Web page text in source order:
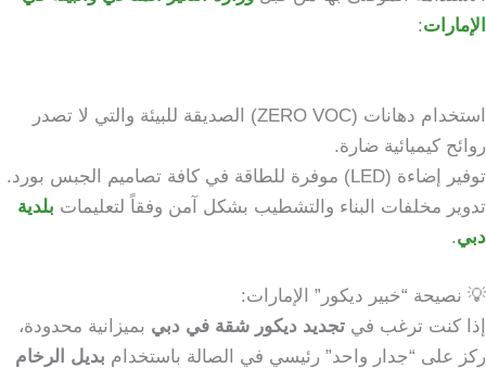
الإمارات:
استخدام دهانات (ZERO VOC) الصديقة للبيئة والتي لا تصدر
روائح كيميائية ضارة.
توفير إضاءة (LED) موفرة للطاقة في كافة تصاميم الجبس بورد.
تدوير مخلفات البناء والتشطيب بشكل آمن وفقاً لتعليمات بلدية
دبي.
💡 نصيحة “خبير ديكور” الإمارات:
إذا كنت ترغب في تجديد ديكور شقة في دبي بميزانية محدودة،
ركز على “جدار واحد” رئيسي في الصالة باستخدام بديل الرخام